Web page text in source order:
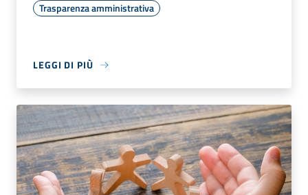
Trasparenza amministrativa
LEGGI DI PIÙ